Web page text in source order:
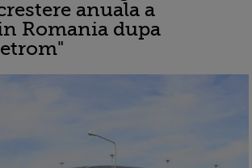
anuala a
Romania dupa